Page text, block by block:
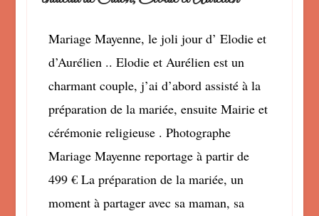
au
de
Craon,
Elodie
Aurélien
Mariage Mayenne, le joli jour d’ Elodie et
d’Aurélien .. Elodie et Aurélien est un
charmant couple, j’ai d’abord assisté à la
préparation de la mariée, ensuite Mairie et
cérémonie religieuse . Photographe
Mariage Mayenne reportage à partir de
499 € La préparation de la mariée, un
moment à partager avec sa maman, sa